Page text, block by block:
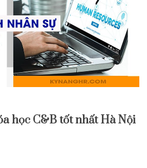
học C&B tốt nhất Hà Nội